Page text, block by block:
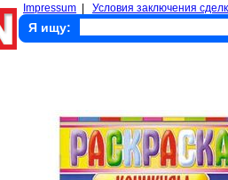
Impressum Условия заключения
Я ищу: